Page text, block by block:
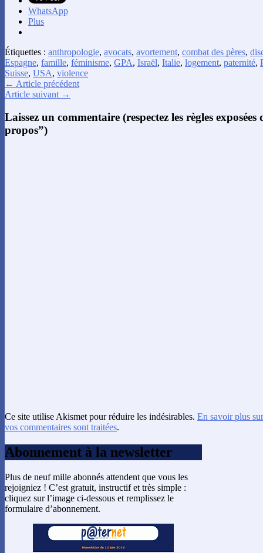
WhatsApp
Plus
Étiquettes : anthropologie, avocats, avortement, combat des pères,
Espagne, famille, féminisme, GPA, Israël, Italie, logement, paternité,
Suisse, USA, violence
← Article précédent
Article suivant →
Laissez un commentaire (respectez les règles
propos”)
Ce site utilise Akismet pour réduire les indésirables. En savoir plus
vos commentaires sont traitées.
Abonnement à la newsletter
Plus de neuf mille abonnés attendent que vous les
rejoigniez ! C’est gratuit, instructif et très simple :
cliquez sur l’image ci-dessous et remplissez le
formulaire d’abonnement.